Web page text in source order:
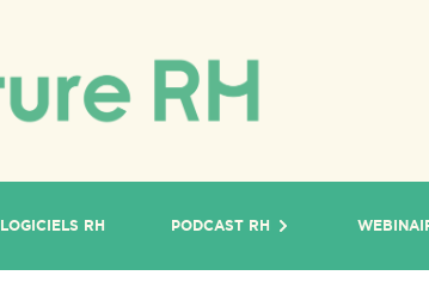
LOGICIELS RH PODCAST RH